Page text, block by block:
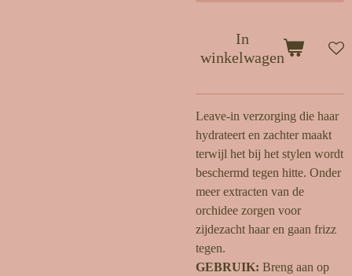
In
winkelwagen
Leave-in verzorging die haar
hydrateert en zachter maakt
terwijl het bij het stylen wordt
beschermd tegen hitte. Onder
meer extracten van de
orchidee zorgen voor
zijdezacht haar en gaan frizz
tegen.
GEBRUIK: Breng aan op